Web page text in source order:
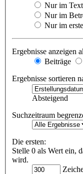
Nur im
Nur im
Nur im
Ergebnisse anzeigen
Beiträge
Ergebnisse sortieren
Absteigend
Suchzeitraum
Die ersten:
Stelle 0 als Wert ein,
wird.